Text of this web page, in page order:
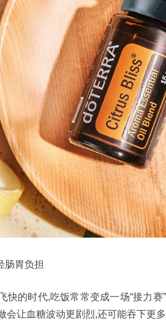
肠胃负担
快的时代,吃饭常常变成一场“接力
会让血糖波动更剧烈,还可能吞下更多